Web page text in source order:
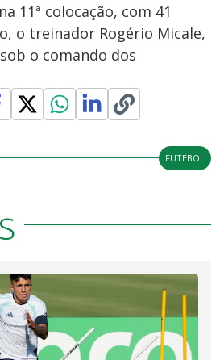
11ª colocação, com 41
o treinador Rogério Micale,
o comando dos
FUTEBOL